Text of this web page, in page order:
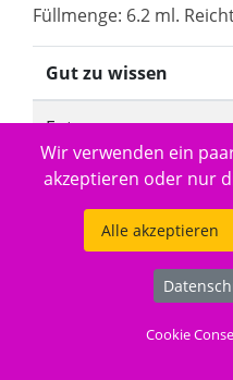
Füllmenge: 6.2 ml.
Gut zu wissen
Entsorgung:
Füllmenge:
Gefahrenhinweis:
Hersteller Adresse:
Wir verwenden ein
akzeptieren oder nur
Alle akzeptieren
Cookie